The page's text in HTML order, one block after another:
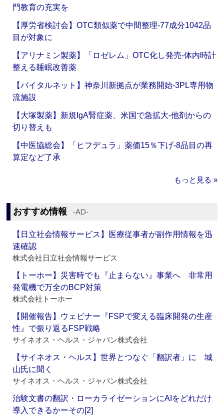
門教育の充実を
【厚労省検討会】OTC類似薬で中間整理‐77成分1042品
目が対象に
【アリナミン製薬】「ロゼレム」OTC化し発売‐体内時計
整える睡眠改善薬
【バイタルネット】神奈川新拠点が業務開始‐3PL専用物
流施設
【大塚製薬】新規IgA腎症薬、米国で急拡大‐他剤からの
切り替えも
【中医協総会】「ヒフデュラ」薬価15％下げ‐8品目の再
算定など了承
もっと見る »
おすすめ情報 ‐AD‐
【日立社会情報サービス】医療従事者が副作用情報を迅
速確認
株式会社日立社会情報サービス
【トーホー】災害時でも『止まらない』事業へ 非常用
発電機で万全のBCP対策
株式会社トーホー
【開催報告】ウェビナー『FSPで変える臨床開発の生産
性』で振り返るFSP戦略
サイネオス・ヘルス・ジャパン株式会社
【サイネオス・ヘルス】世界とつなぐ「翻訳者」に 城
山氏に聞く
サイネオス・ヘルス・ジャパン株式会社
治験文書の翻訳・ローカライゼーションにAIをどれだけ
導入できるかーその[2]